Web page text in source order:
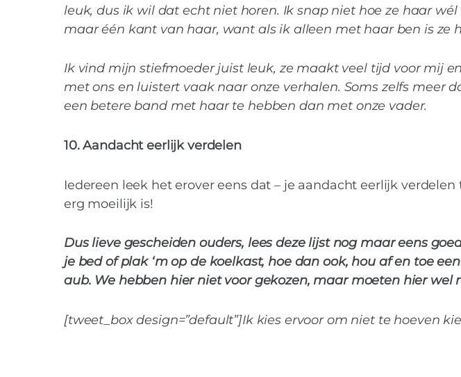
leuk, dus ik wil dat echt niet horen. Ik snap niet hoe ze haar
maar één kant van haar, want als ik alleen met haar ben is ze
Ik vind mijn stiefmoeder juist leuk, ze maakt veel tijd voor mij
met ons en luistert vaak naar onze verhalen. Soms zelfs meer
een betere band met haar te hebben dan met onze vader.
10. Aandacht eerlijk verdelen
Iedereen leek het erover eens dat – je aandacht eerlijk
erg moeilijk is!
Dus lieve gescheiden ouders, lees deze lijst nog maar eens
je bed of plak ‘m op de koelkast, hoe dan ook, hou af en toe
aub. We hebben hier niet voor gekozen, maar moeten hier wel
[tweet_box design=”default”]Ik kies ervoor om niet te hoeven